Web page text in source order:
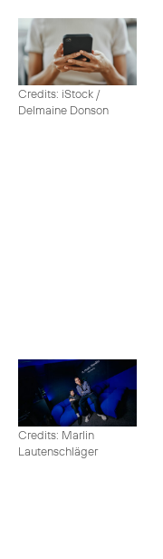
Credits: iStock /
Delmaine Donson
Credits: Marlin
Lautenschläger